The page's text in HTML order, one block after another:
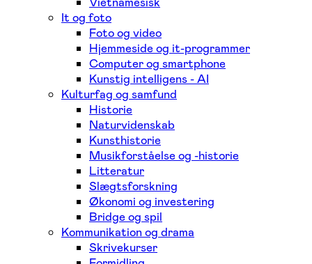
It og foto
Foto og video
Hjemmeside og it-programmer
Computer og smartphone
Kunstig intelligens - AI
Kulturfag og samfund
Historie
Naturvidenskab
Kunsthistorie
Musikforståelse og -historie
Litteratur
Slægtsforskning
Økonomi og investering
Bridge og spil
Kommunikation og drama
Skrivekurser